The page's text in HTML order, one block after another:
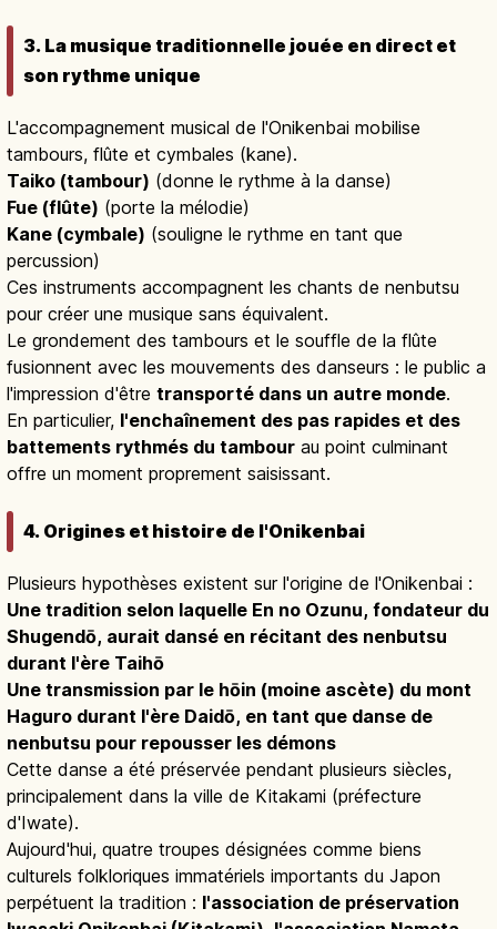
3. La musique traditionnelle jouée en direct et
son rythme unique
L'accompagnement musical de l'Onikenbai mobilise
tambours, flûte et cymbales (kane).
Taiko (tambour) (donne le rythme à la danse)
Fue (flûte) (porte la mélodie)
Kane (cymbale) (souligne le rythme en tant que
percussion)
Ces instruments accompagnent les chants de nenbutsu
pour créer une musique sans équivalent.
Le grondement des tambours et le souffle de la flûte
fusionnent avec les mouvements des danseurs : le public a
l'impression d'être transporté dans un autre monde.
En particulier, l'enchaînement des pas rapides et des
battements rythmés du tambour au point culminant
offre un moment proprement saisissant.
4. Origines et histoire de l'Onikenbai
Plusieurs hypothèses existent sur l'origine de l'Onikenbai :
Une tradition selon laquelle En no Ozunu, fondateur du
Shugendō, aurait dansé en récitant des nenbutsu
durant l'ère Taihō
Une transmission par le hōin (moine ascète) du mont
Haguro durant l'ère Daidō, en tant que danse de
nenbutsu pour repousser les démons
Cette danse a été préservée pendant plusieurs siècles,
principalement dans la ville de Kitakami (préfecture
d'Iwate).
Aujourd'hui, quatre troupes désignées comme biens
culturels folkloriques immatériels importants du Japon
perpétuent la tradition : l'association de préservation